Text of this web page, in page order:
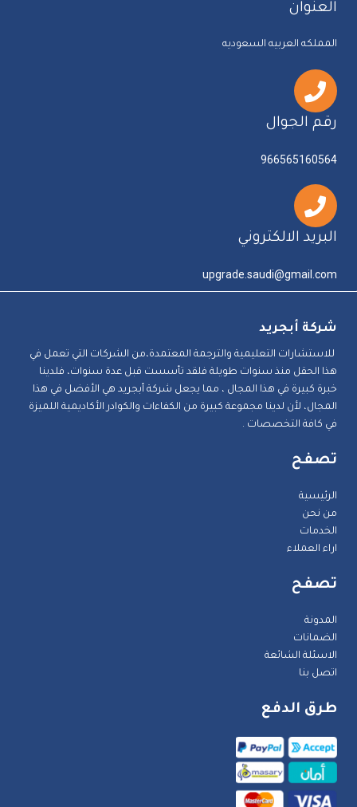
العنوان
المملكه العربيه السعوديه
رقم الجوال
966565160564
البريد الالكتروني
upgrade.saudi@gmail.com
شركة أبجريد
للاستشارات التعليمية والترجمة المعتمدة،من الشركات التي تعمل في
هذا الحقل منذ سنوات طويلة فلقد تأسست قبل عدة سنوات، فلدينا
خبرة كبيرة في هذا المجال ، مما يجعل شركة أبجريد هي الأفضل في هذا
المجال، لأن لدينا مجموعة كبيرة من الكفاءات والكوادر الأكاديمية اللميزة
في كافة التخصصات .
تصفح
الرئيسية
من نحن
الخدمات
اراء العملاء
تصفح
المدونة
الضمانات
الاسئلة الشائعة
اتصل بنا
طرق الدفع